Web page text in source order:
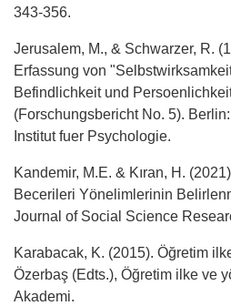
343-356.
Jerusalem, M., & Schwarzer, R.
Erfassung von
Befindlichkeit und
(Forschungsbericht No. 5).
Institut fuer Psychologie.
Kandemir, M.E. & Kıran, H.
Becerileri Yönelimlerinin
Journal of Social Science
Karabacak, K. (2015). Öğretim
Özerbaş (Edts.), Öğretim ilke ve
Akademi.